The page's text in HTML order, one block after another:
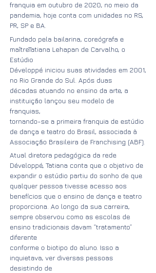
franquia em outubro de 2020, no meio da
pandemia, hoje conta com unidades no RS,
PR, SP e BA.
Fundado pela bailarina, coreógrafa e
maîtreTatiana Lehapan de Carvalho, o
Estúdio
Développé iniciou suas atividades em 2001,
no Rio Grande do Sul. Após duas
décadas atuando no ensino da arte, a
instituição lançou seu modelo de
franquias,
tornando-se a primeira franquia de estúdio
de dança e teatro do Brasil, associada à
Associação Brasileira de Franchising (ABF).
Atual diretora pedagógica da rede
Développé, Tatiana conta que o objetivo de
expandir o estúdio partiu do sonho de que
qualquer pessoa tivesse acesso aos
benefícios que o ensino de dança e teatro
proporciona. Ao longo da sua carreira,
sempre observou como as escolas de
ensino tradicionais davam “tratamento”
diferente
conforme o biotipo do aluno. Isso a
inquietava, ver diversas pessoas
desistindo de